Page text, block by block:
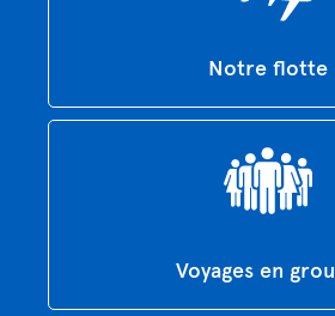
Notre flotte
Voyages en